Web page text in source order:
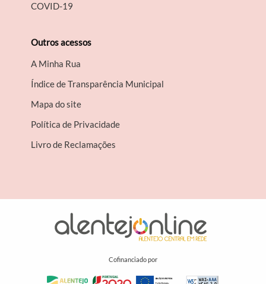
COVID-19
Outros acessos
A Minha Rua
Índice de Transparência Municipal
Mapa do site
Política de Privacidade
Livro de Reclamações
Cofinanciado por